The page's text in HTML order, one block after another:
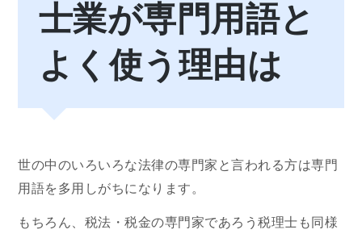
士業が専門用語と
よく使う理由は
世の中のいろいろな法律の専門家と言われる方は専門
用語を多用しがちになります。
もちろん、税法・税金の専門家であろう税理士も同様